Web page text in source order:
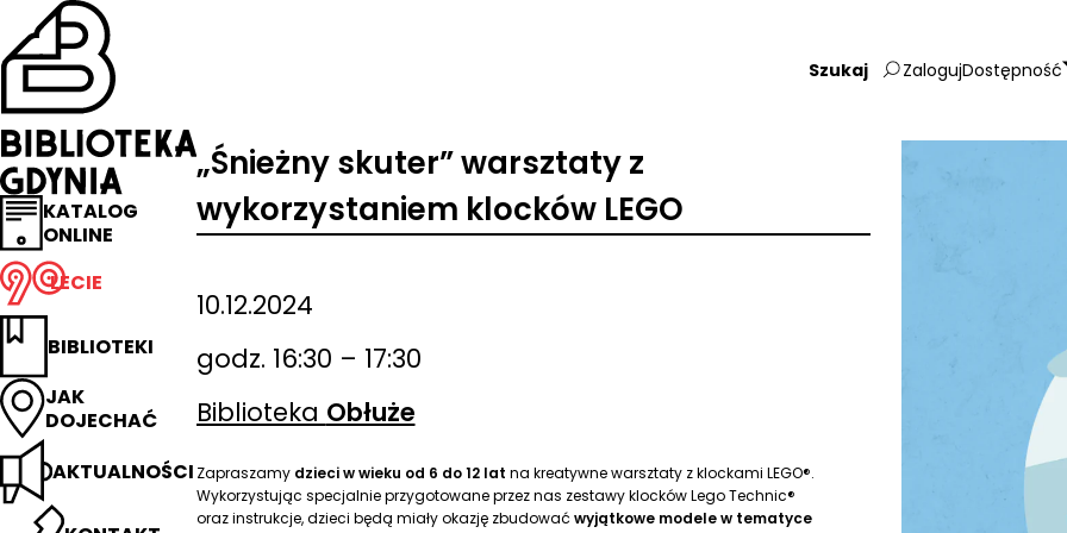
Przejdź
na
stronę
główną
Biblioteka
Gdynia
KATALOG
ONLINE
LECIE
BIBLIOTEKI
JAK
DOJECHAĆ
AKTUALNOŚCI
Wpisz
frazę:
ZalogujDostępność
„Śnieżny skuter” warsztaty z
wykorzystaniem klocków LEGO
10.12.2024
godz. 16:30 – 17:30
Biblioteka Obłuże
Zapraszamy dzieci w wieku od 6 do 12 lat na kreatywne warsztaty z klockami LEGO®.
Wykorzystując specjalnie przygotowane przez nas zestawy klocków Lego Technic®
oraz instrukcje, dzieci będą miały okazję zbudować wyjątkowe modele w tematyce